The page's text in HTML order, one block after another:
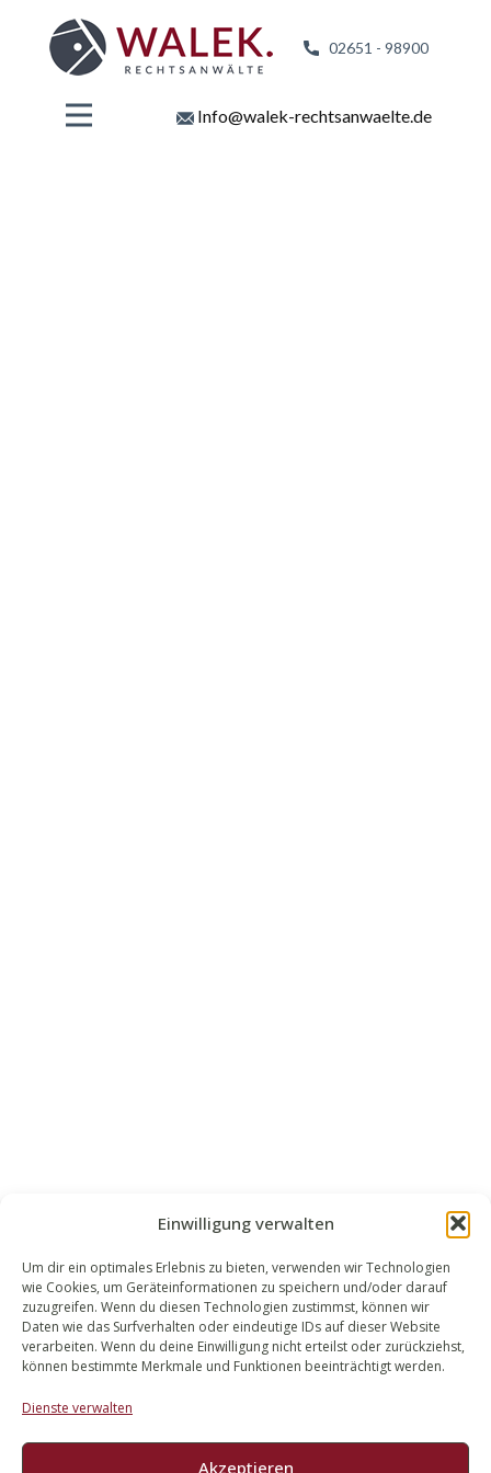
Einwilligung verwalten
Um dir ein optimales Erlebnis zu bieten, verwenden wir Technologien
wie Cookies, um Geräteinformationen zu speichern und/oder darauf
zuzugreifen. Wenn du diesen Technologien zustimmst, können wir
Daten wie das Surfverhalten oder eindeutige IDs auf dieser Website
verarbeiten. Wenn du deine Einwilligung nicht erteilst oder zurückziehst,
können bestimmte Merkmale und Funktionen beeinträchtigt werden.
Dienste verwalten
Akzeptieren
02651 - 98900
Info@walek-rechtsanwaelte.de
WALEK RECHTSANWÄLT​​E
Bachstraße 13
56727 Mayen
02651 98 900
info@walek-rechtsanwaelte.de